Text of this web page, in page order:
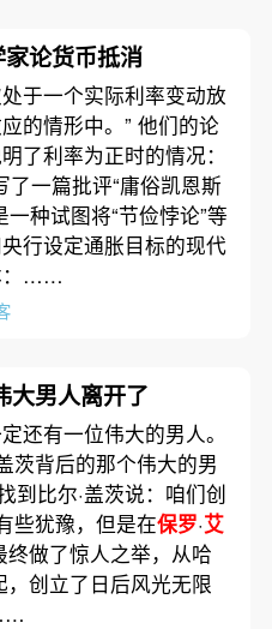
论货币抵消
于一个实际利率变动放
的情形中。” 他们的论
了利率为正时的情况：
了一篇批评“庸俗凯恩斯
种试图将“节俭悖论”等
行设定通胀目标的现代
：……
大男人离开了
还有一位伟大的男人。
茨背后的那个伟大的男
到比尔·盖茨说：咱们创
些犹豫，但是在保罗·艾
终做了惊人之举，从哈
，创立了日后风光无限